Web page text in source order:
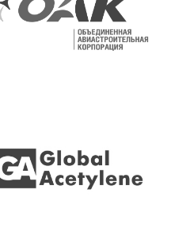
что
подрядными